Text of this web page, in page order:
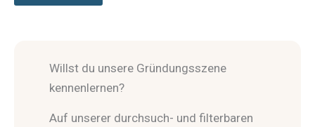
Willst du unsere Gründungsszene
kennenlernen?
Auf unserer durchsuch- und filterbaren